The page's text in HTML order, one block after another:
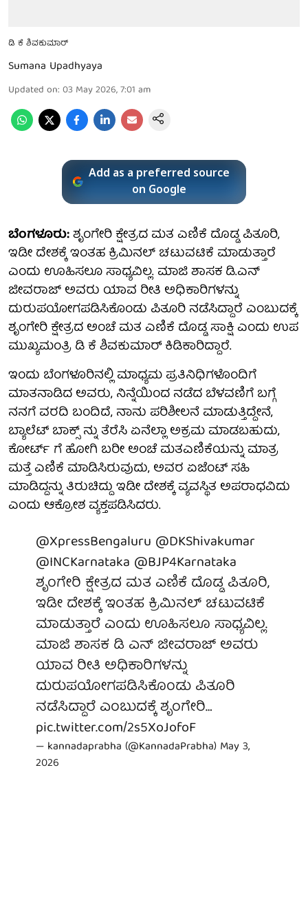
ಡಿ ಕೆ ಶಿವಕುಮಾರ್
Sumana Upadhyaya
Updated on: 03 May 2026, 7:01 am
Add as a preferred source
on Google
ಬೆಂಗಳೂರು:ಶೃಂಗೇರಿ ಕ್ಷೇತ್ರದ ಮತ ಎಣಿಕೆ ದೊಡ್ಡ ಪಿತೂರಿ,
ಇಡೀ ದೇಶಕ್ಕೆ ಇಂತಹ ಕ್ರಿಮಿನಲ್ ಚಟುವಟಿಕೆ ಮಾಡುತ್ತಾರೆ
ಎಂದು ಊಹಿಸಲೂ ಸಾಧ್ಯವಿಲ್ಲ. ಮಾಜಿ ಶಾಸಕ ಡಿ.ಎನ್
ಜೀವರಾಜ್ ಅವರು ಯಾವ ರೀತಿ ಅಧಿಕಾರಿಗಳನ್ನು
ದುರುಪಯೋಗಪಡಿಸಿಕೊಂಡು ಪಿತೂರಿ ನಡೆಸಿದ್ದಾರೆ ಎಂಬುದಕ್ಕೆ
ಶೃಂಗೇರಿ ಕ್ಷೇತ್ರದ ಅಂಚೆ ಮತ ಎಣಿಕೆ ದೊಡ್ಡ ಸಾಕ್ಷಿ ಎಂದು ಉಪ
ಮುಖ್ಯಮಂತ್ರಿ ಡಿ ಕೆ ಶಿವಕುಮಾರ್ ಕಿಡಿಕಾರಿದ್ದಾರೆ.
ಇಂದು ಬೆಂಗಳೂರಿನಲ್ಲಿ ಮಾಧ್ಯಮ ಪ್ರತಿನಿಧಿಗಳೊಂದಿಗೆ
ಮಾತನಾಡಿದ ಅವರು, ನಿನ್ನೆಯಿಂದ ನಡೆದ ಬೆಳವಣಿಗೆ ಬಗ್ಗೆ
ನನಗೆ ವರದಿ ಬಂದಿದೆ, ನಾನು ಪರಿಶೀಲನೆ ಮಾಡುತ್ತಿದ್ದೇನೆ,
ಬ್ಯಾಲೆಟ್ ಬಾಕ್ಸ್ ನ್ನು ತೆರೆಸಿ ಏನೆಲ್ಲಾ ಅಕ್ರಮ ಮಾಡಬಹುದು,
ಕೋರ್ಟ್ ಗೆ ಹೋಗಿ ಬರೀ ಅಂಚೆ ಮತಎಣಿಕೆಯನ್ನು ಮಾತ್ರ
ಮತ್ತೆ ಎಣಿಕೆ ಮಾಡಿಸಿರುವುದು, ಅವರ ಏಜೆಂಟ್ ಸಹಿ
ಮಾಡಿದ್ದನ್ನು ತಿರುಚಿದ್ದು ಇಡೀ ದೇಶಕ್ಕೆ ವ್ಯವಸ್ಥಿತ ಅಪರಾಧವಿದು
ಎಂದು ಆಕ್ರೋಶ ವ್ಯಕ್ತಪಡಿಸಿದರು.
@XpressBengaluru @DKShivakumar
@INCKarnataka @BJP4Karnataka
ಶೃಂಗೇರಿ ಕ್ಷೇತ್ರದ ಮತ ಎಣಿಕೆ ದೊಡ್ಡ ಪಿತೂರಿ,
ಇಡೀ ದೇಶಕ್ಕೆ ಇಂತಹ ಕ್ರಿಮಿನಲ್ ಚಟುವಟಿಕೆ
ಮಾಡುತ್ತಾರೆ ಎಂದು ಊಹಿಸಲೂ ಸಾಧ್ಯವಿಲ್ಲ.
ಮಾಜಿ ಶಾಸಕ ಡಿ ಎನ್ ಜೀವರಾಜ್ ಅವರು
ಯಾವ ರೀತಿ ಅಧಿಕಾರಿಗಳನ್ನು
ದುರುಪಯೋಗಪಡಿಸಿಕೊಂಡು ಪಿತೂರಿ
ನಡೆಸಿದ್ದಾರೆ ಎಂಬುದಕ್ಕೆ ಶೃಂಗೇರಿ…
pic.twitter.com/2s5XoJofoF
— kannadaprabha (@KannadaPrabha) May 3,
2026